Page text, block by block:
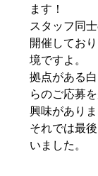
ます！
スタッフ同
開催してお
境ですよ。
拠点がある
らのご応募
興味があり
それでは最
いました。